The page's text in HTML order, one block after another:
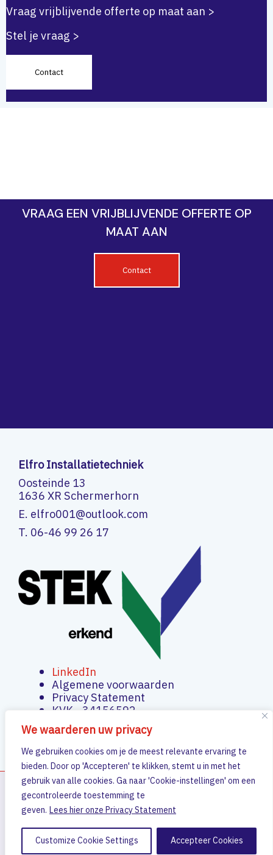
We waarderen uw privacy
We gebruiken cookies om je de meest relevante ervaring te
bieden. Door op 'Accepteren' te klikken, stemt u in met het
gebruik van alle cookies. Ga naar 'Cookie-instellingen' om een
gecontroleerde toestemming te
geven. Lees hier onze Privacy Statement
Customize Cookie Settings Accepteer Cookies
Vraag vrijblijvende offerte op maat aan >
Stel je vraag >
Contact
VRAAG EEN VRIJBLIJVENDE OFFERTE OP
MAAT AAN
Contact
Elfro Installatietechniek
Oosteinde 13
1636 XR Schermerhorn
E. elfro001@outlook.com
T. 06-46 99 26 17
LinkedIn
Algemene voorwaarden
Privacy Statement
KVK - 34156592
Copyright © 2026 Elfro Installatietechniek
website door DE ONLINEFACTOR